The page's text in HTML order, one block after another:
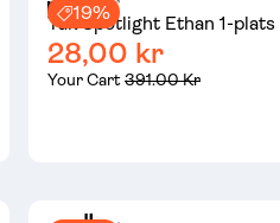
19%
Tak Spotlight Ethan 1-plats
28,00 kr
Your Cart391.00 Kr